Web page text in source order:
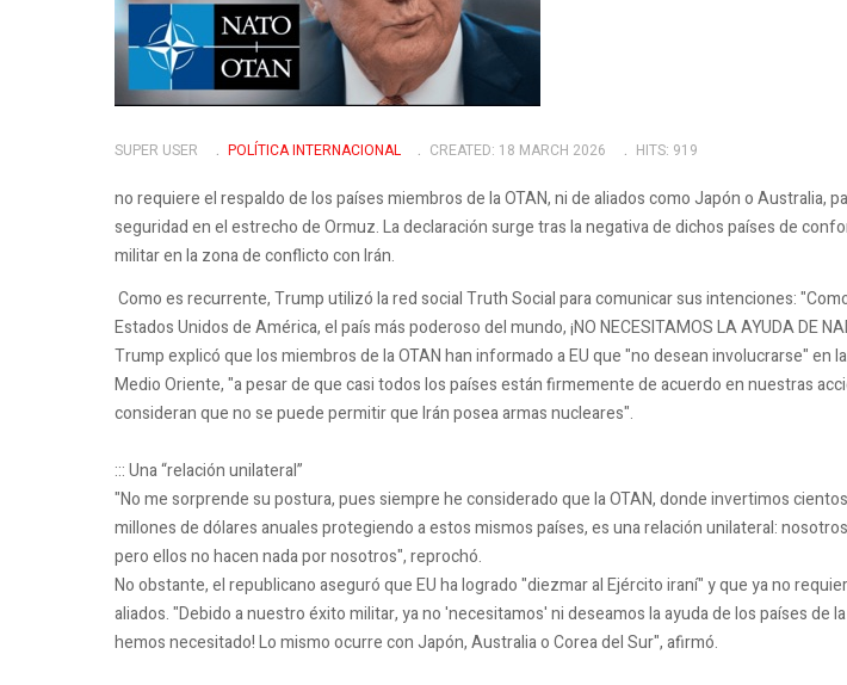
SUPER USER POLÍTICA INTERNACIONAL CREATED: 18 MARCH 2026 HITS: 919
no requiere el respaldo de los países miembros de la OTAN, ni de aliados como Japón o Australia,
seguridad en el estrecho de Ormuz. La declaración surge tras la negativa de dichos países de
militar en la zona de conflicto con Irán.
Como es recurrente, Trump utilizó la red social Truth Social para comunicar sus intenciones:
Estados Unidos de América, el país más poderoso del mundo, ¡NO NECESITAMOS LA AYUDA DE
Trump explicó que los miembros de la OTAN han informado a EU que "no desean involucrarse" en
Medio Oriente, "a pesar de que casi todos los países están firmemente de acuerdo en nuestras
consideran que no se puede permitir que Irán posea armas nucleares".
::: Una “relación unilateral”
"No me sorprende su postura, pues siempre he considerado que la OTAN, donde invertimos
millones de dólares anuales protegiendo a estos mismos países, es una relación unilateral:
pero ellos no hacen nada por nosotros", reprochó.
No obstante, el republicano aseguró que EU ha logrado "diezmar al Ejército iraní" y que ya no
aliados. "Debido a nuestro éxito militar, ya no 'necesitamos' ni deseamos la ayuda de los países de la
hemos necesitado! Lo mismo ocurre con Japón, Australia o Corea del Sur", afirmó.